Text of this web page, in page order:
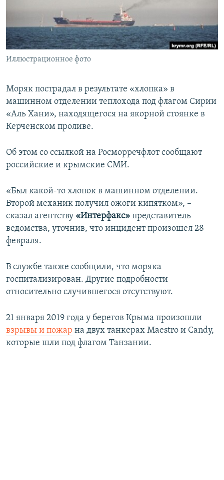
ПОБЕДИТЕЛЕЙ НЕ СУДЯТ?
КРЫМ.НЕПОКОРЕННЫЙ
ELIFBE
УКРАИНСКАЯ ПРОБЛЕМА КРЫМА
Иллюстрационное фото
Моряк пострадал в результате «хлопка» в
машинном отделении теплохода под флагом Сирии
«Аль Хани», находящегося на якорной стоянке в
Керченском проливе.
Об этом со ссылкой на Росморречфлот сообщают
российские и крымские СМИ.
«Был какой-то хлопок в машинном отделении.
Второй механик получил ожоги кипятком», –
сказал агентству «Интерфакс» представитель
ведомства, уточнив, что инцидент произошел 28
февраля.
В службе также сообщили, что моряка
госпитализирован. Другие подробности
относительно случившегося отсутствуют.
21 января 2019 года у берегов Крыма произошли
взрывы и пожар на двух танкерах Maestro и Candy,
которые шли под флагом Танзании.​